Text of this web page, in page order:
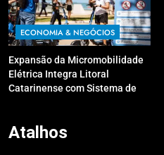
ECONOMIA & NEGÓCIOS
Expansão da Micromobilidade
Elétrica Integra Litoral
Catarinense com Sistema de
Atalhos